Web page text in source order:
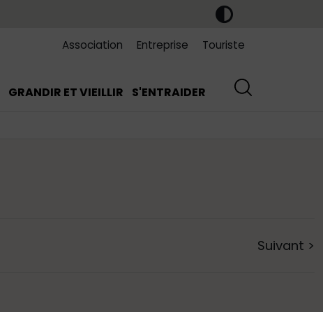
Association Entreprise Touriste
GRANDIR ET VIEILLIR S'ENTRAIDER
Suivant >